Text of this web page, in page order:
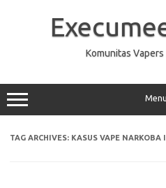
Komunitas
Menu
TAG ARCHIVES: KASUS VAPE NARKOBA